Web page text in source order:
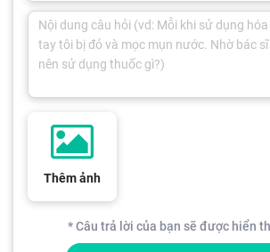
Thêm ảnh
* Câu trả lời của bạn sẽ được hiển